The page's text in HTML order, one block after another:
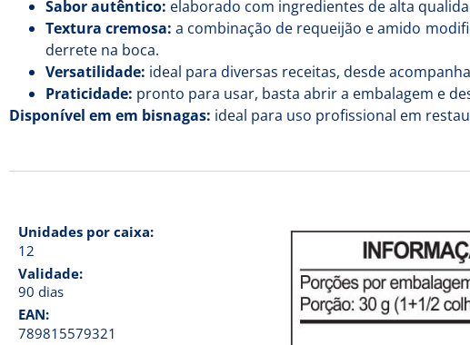
Sabor autêntico: elaborado com ingredientes de alta
Textura cremosa: a combinação de requeijão e amido
derrete na boca.
Versatilidade: ideal para diversas receitas, desde
Praticidade: pronto para usar, basta abrir a embalagem e
Disponível em em bisnagas: ideal para uso profissional em
Unidades por caixa:
12
Validade:
90 dias
EAN:
789815579321